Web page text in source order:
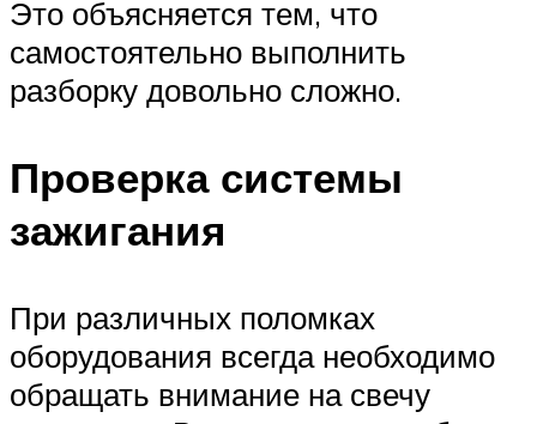
Это объясняется тем, что
самостоятельно выполнить
разборку довольно сложно.
Проверка системы
зажигания
При различных поломках
оборудования всегда необходимо
обращать внимание на свечу